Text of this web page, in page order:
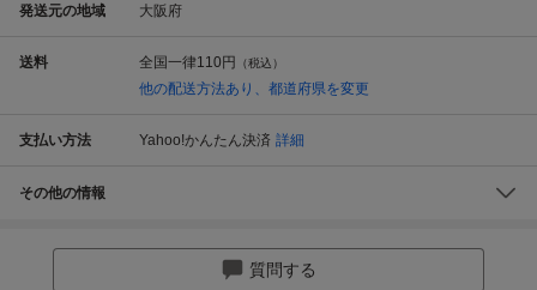
発送元の地域 大阪府
送料 全国一律110円 （税込）
他の配送方法あり、都道府県を変更
支払い方法 Yahoo!かんたん決済 詳細
その他の情報
質問する